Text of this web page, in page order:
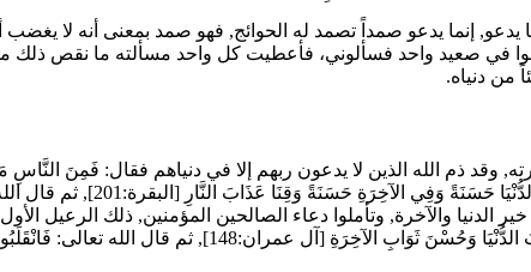
يدعو, إنما يدعو صمداً تصمد له الحوائج, فهو صمد بمعنى أنه لا
في صعيد واحد فسألوني، فأعطيت كل واحد مسألته ما نقص ذلك من
من دنياه.
وقد ذم الله الذين لا يدعون ربهم إلا في دنياهم فقال: فَمِنَ النَّاسِ
حَسَنَةً وَفِي الآخِرَةِ حَسَنَةً وَقِنَا عَذَابَ النَّارِ [البقرة:201], ثم قال الله:
الدنيا والآخرة, وتأملوا دعاء الصالحين المؤمنين, ذلك الرعيل الأول
الدُّنْيَا وَحُسْنَ ثَوَابِ الآخِرَةِ [آل عمران:148], ثم قال الله تعالى: